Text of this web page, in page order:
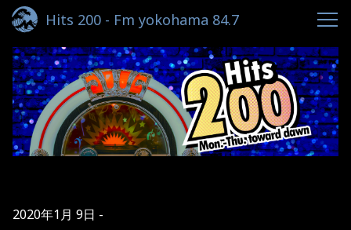
Hits 200 - Fm yokohama 84.7
2020年1月 9日